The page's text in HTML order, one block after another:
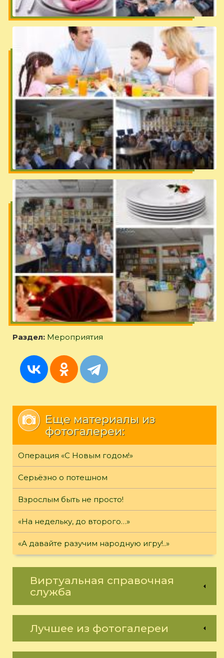
Раздел: Мероприятия
Еще материалы из
фотогалереи:
Операция «С Новым годом!»
Серьёзно о потешном
Взрослым быть не просто!
«На недельку, до второго…»
«А давайте разучим народную игру!..»
Виртуальная справочная
служба
Лучшее из фотогалереи